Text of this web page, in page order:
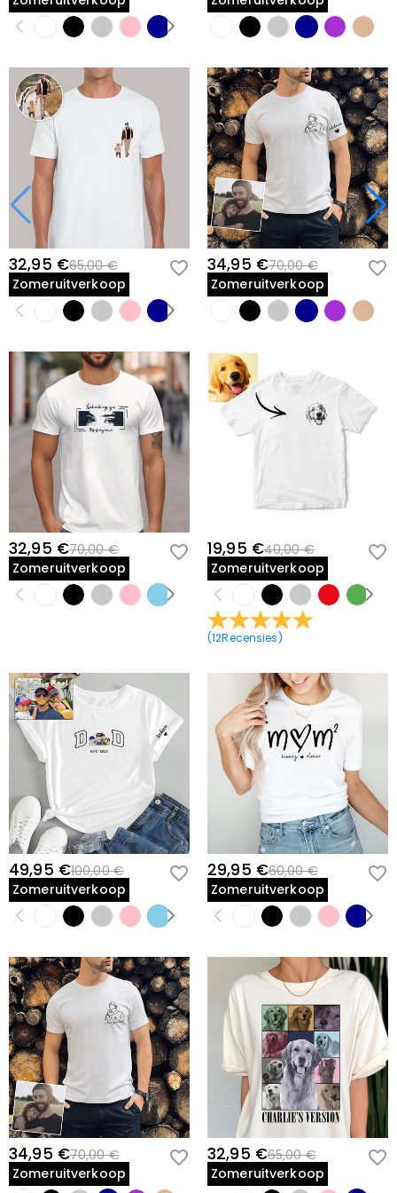
32,95 €65,00 €
Zomeruitverkoop
34,95 €70,00 €
Zomeruitverkoop
32,95 €70,00 €
Zomeruitverkoop
19,95 €40,00 €
Zomeruitverkoop
(12Recensies)
49,95 €100,00 €
Zomeruitverkoop
29,95 €60,00 €
Zomeruitverkoop
34,95 €70,00 €
Zomeruitverkoop
32,95 €65,00 €
Zomeruitverkoop